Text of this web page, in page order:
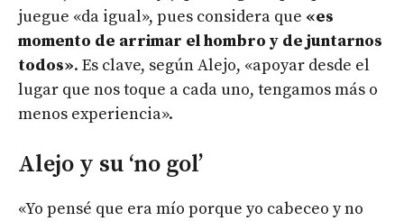
juegue «da igual», pues considera que «es
momento de arrimar el hombro y de juntarnos
todos». Es clave, según Alejo, «apoyar desde el
lugar que nos toque a cada uno, tengamos más o
menos experiencia».
Alejo y su ‘no gol’
«Yo pensé que era mío porque yo cabeceo y no